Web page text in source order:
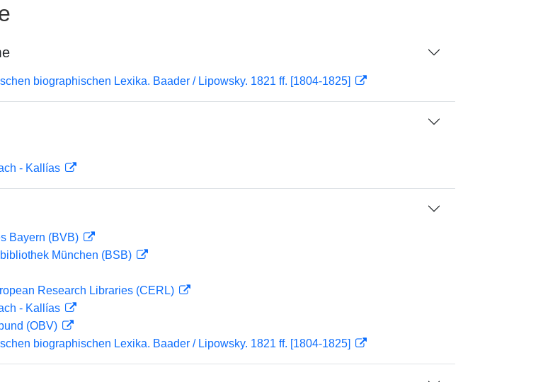
biographischen Lexika. Baader / Lipowsky. 1821 ff. [1804-1825]
- Kallías
Bayern (BVB)
München (BSB)
Research Libraries (CERL)
- Kallías
(OBV)
biographischen Lexika. Baader / Lipowsky. 1821 ff. [1804-1825]